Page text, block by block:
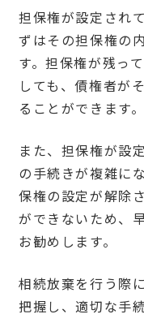
担保権が設定され
ずはその担保権の
す。担保権が残っ
しても、債権者が
ることができます。
また、担保権が設
の手続きが複雑に
保権の設定が解除
ができないため、
お勧めします。
相続放棄を行う際
把握し、適切な手